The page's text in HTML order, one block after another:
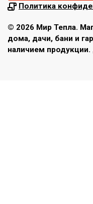
Политика
© 2026 Мир Тепла.
дома, дачи, бани и
наличием